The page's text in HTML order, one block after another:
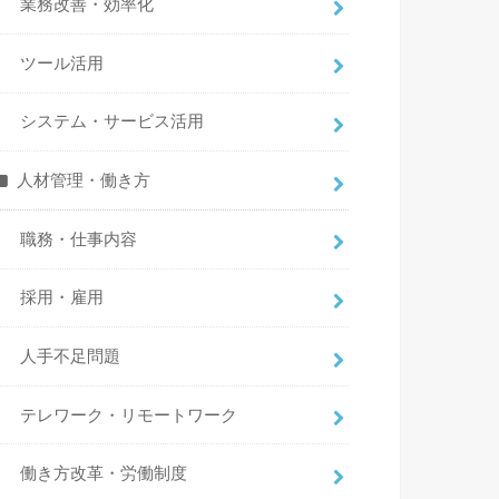
業務改善・効率化
ツール活用
システム・サービス活用
人材管理・働き方
職務・仕事内容
採用・雇用
人手不足問題
テレワーク・リモートワーク
働き方改革・労働制度